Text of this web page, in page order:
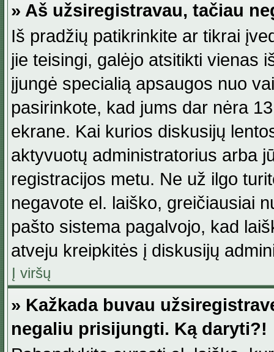
» Aš užsiregistravau, tačiau
Iš pradžių patikrinkite ar tikrai
jie teisingi, galėjo atsitikti vienas
įjungė specialią apsaugos nuo
pasirinkote, kad jums dar nėra
ekrane. Kai kurios diskusijų
aktyvuotų administratorius arba
registracijos metu. Ne už ilgo
negavote el. laiško, greičiausiai
pašto sistema pagalvojo, kad
atveju kreipkitės į diskusijų
Į viršų
» Kažkada buvau
negaliu prisijungti. Ką daryti?!